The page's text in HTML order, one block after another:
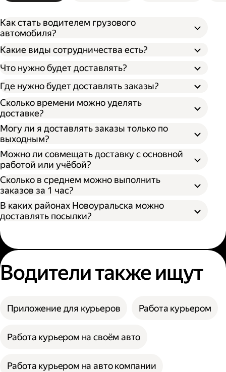
Как стать водителем грузового
автомобиля?
Какие виды сотрудничества есть?
Через парк;
Через парк как самозанятый;
Как самозанятый;
Как индивидуальный предприниматель;
Что нужно будет доставлять?
Где нужно будет доставлять заказы?
Сколько времени можно уделять
доставке?
Могу ли я доставлять заказы только по
выходным?
Можно ли совмещать доставку с основной
работой или учёбой?
Сколько в среднем можно выполнить
заказов за 1 час?
В каких районах Новоуральска можно
доставлять посылки?
Водители также ищут
Приложение для курьеров Работа курьером
Работа курьером на своём авто
Работа курьером на авто компании